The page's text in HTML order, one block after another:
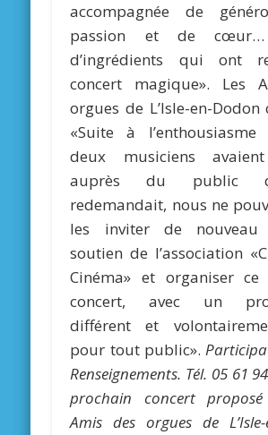
accompagnée de
passion et de
d’ingrédients qui ont
concert magique». Les
orgues de L’Isle-en-Dodon
«Suite à
deux musiciens
auprès du public
redemandait, nous ne
les inviter de nouveau
soutien de l’association
Cinéma» et organiser ce
concert, avec un
différent et
pour tout public».
Renseignements. Tél. 05 61
prochain concert
Amis des orgues de L’Isle-